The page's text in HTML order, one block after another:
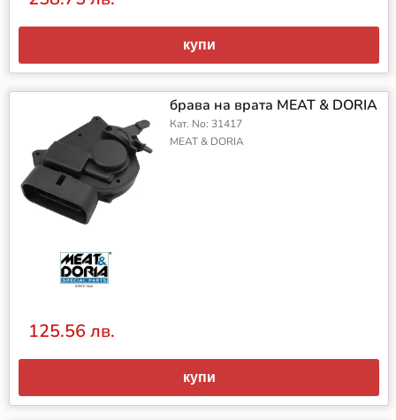
купи
брава на врата MEAT & DORIA
Кат. No: 31417
MEAT & DORIA
125.56 лв.
купи